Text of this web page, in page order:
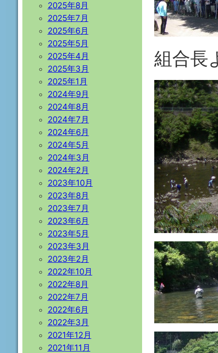
組合長
2025年8月
2025年7月
2025年6月
2025年5月
2025年4月
2025年3月
2025年1月
2024年9月
2024年8月
2024年7月
2024年6月
2024年5月
2024年3月
2024年2月
2023年10月
2023年8月
2023年7月
2023年6月
2023年5月
2023年3月
2023年2月
2022年10月
2022年8月
2022年7月
2022年6月
2022年3月
2021年12月
2021年11月